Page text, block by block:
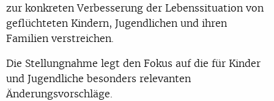
zur konkreten Verbesserung der Lebenssituation von
geflüchteten Kindern, Jugendlichen und ihren
Familien verstreichen.
Die Stellungnahme legt den Fokus auf die für Kinder
und Jugendliche besonders relevanten
Änderungsvorschläge.